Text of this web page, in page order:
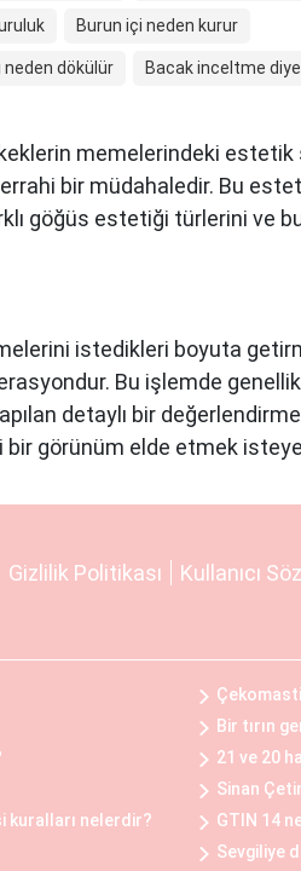
Burun içi neden kurur
neden dökülür Bacak inceltme
memelerindeki
bir müdahaledir. Bu
göğüs estetiği türlerini ve
istedikleri boyuta
Bu işlemde
detaylı bir
görünüm elde etmek
veya estetik
göğüs dokusunun ve yağın
postürü düzeltmek ve
Sonrası
ve sonrasında belirli
ve uygun bir planlama
süre doktorun önerdiği
deneyimleyebilmesi için
Gizlilik Politikası Kullanıcı
Bir tırın
21 ve 20
Sinan
kuralları nelerdir?
GTIN 14
Sevgiliye